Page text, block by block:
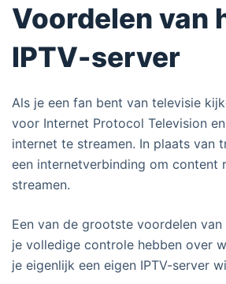
Voordelen van
IPTV-server
Als je een fan bent van televisie
voor Internet Protocol Television
internet te streamen. In plaats van
een internetverbinding om content
streamen.
Een van de grootste voordelen
je volledige controle hebben over
je eigenlijk een eigen IPTV-server